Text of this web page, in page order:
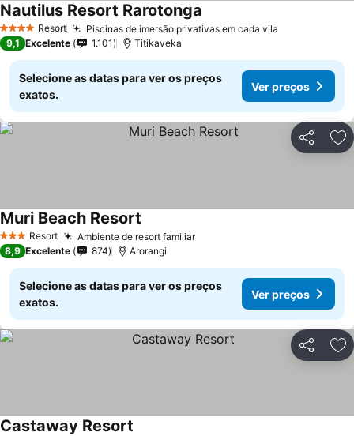
4 EstrelasResort Piscinas de imersão privativas em cada vila
Nautilus Resort Rarotonga
9,1 Excelente 1.101 Titikaveka
Selecione as datas para ver os preços
exatos.
Ver preços
Partilhar
3 EstrelasResort Ambiente de resort familiar
Muri Beach Resort
8,9 Excelente 874 Arorangi
Selecione as datas para ver os preços
exatos.
Ver preços
Partilhar
Castaway Resort